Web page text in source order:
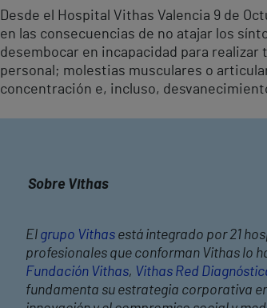
Desde el Hospital Vithas Valencia 9 de
en las consecuencias de no atajar los
desembocar en incapacidad para
personal; molestias musculares o
concentración e, incluso,
Sobre Vithas
El grupo Vithas está integrado por 21
profesionales que conforman Vithas lo
Fundación Vithas, Vithas Red
fundamenta su estrategia corporativa